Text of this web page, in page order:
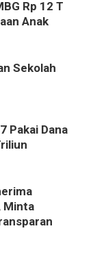
Rp 12 T
Anak
Sekolah
Pakai Dana
Minta